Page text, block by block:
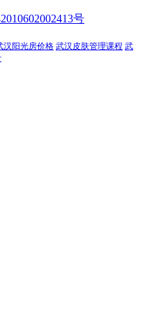
号
汉阳光房价格 武汉皮肤管理课程 武